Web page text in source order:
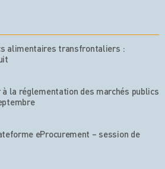
alimentaires transfrontaliers :
la réglementation des marchés publics
eProcurement – session de